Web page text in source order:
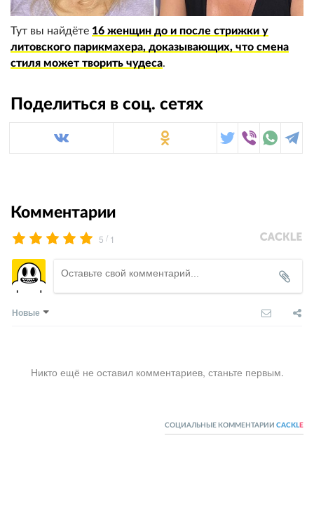
Тут вы найдёте 16 женщин до и после стрижки у
литовского парикмахера, доказывающих, что смена
стиля может творить чудеса.
Поделиться в соц. сетях
Комментарии
5 / 1
Новые
Никто ещё не оставил комментариев, станьте первым.
СОЦИАЛЬНЫЕ КОММЕНТАРИИ CACKL E